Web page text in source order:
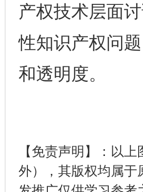
产权技术层面
性知识产权问
和透明度。
【免责声明】：以
外），其版权均属于